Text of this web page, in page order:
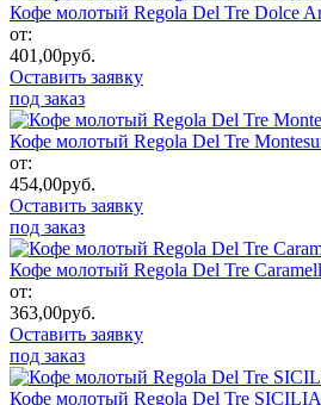
Кофе молотый Regola Del Tre Dolce
от:
401,00руб.
Оставить заявку
под заказ
Кофе молотый Regola Del Tre
от:
454,00руб.
Оставить заявку
под заказ
Кофе молотый Regola Del Tre
от:
363,00руб.
Оставить заявку
под заказ
Кофе молотый Regola Del Tre